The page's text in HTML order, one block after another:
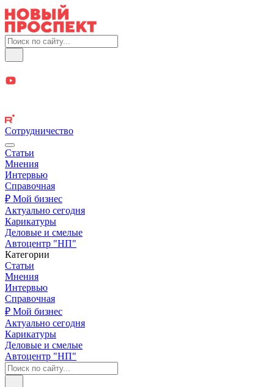
Сотрудничество
Статьи
Мнения
Интервью
Справочная
₽ Мой бизнес
Актуально сегодня
Карикатуры
Деловые и смелые
Автоцентр "НП"
Категории
Статьи
Мнения
Интервью
Справочная
₽ Мой бизнес
Актуально сегодня
Карикатуры
Деловые и смелые
Автоцентр "НП"